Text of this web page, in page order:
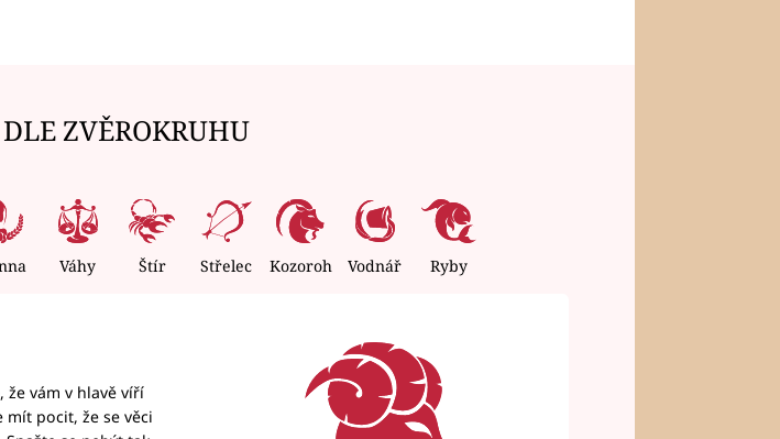
ZVĚROKRUHU
Váhy Štír Střelec Kozoroh Vodnář Ryby
že vám v hlavě víří
pocit, že se věci